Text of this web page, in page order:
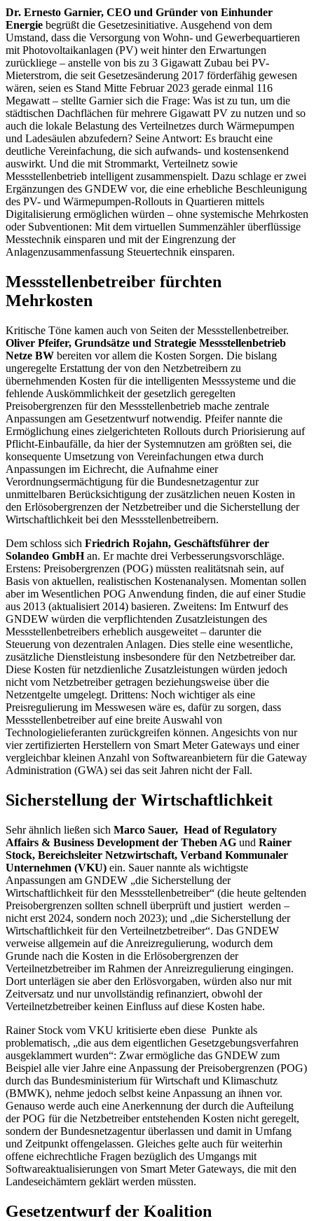
Dr. Ernesto Garnier, CEO und Gründer von Einhunder
Energie begrüßt die Gesetzesinitiative. Ausgehend von dem
Umstand, dass die Versorgung von Wohn- und Gewerbequartieren
mit Photovoltaikanlagen (PV) weit hinter den Erwartungen
zurückliege – anstelle von bis zu 3 Gigawatt Zubau bei PV-
Mieterstrom, die seit Gesetzesänderung 2017 förderfähig gewesen
wären, seien es Stand Mitte Februar 2023 gerade einmal 116
Megawatt – stellte Garnier sich die Frage: Was ist zu tun, um die
städtischen Dachflächen für mehrere Gigawatt PV zu nutzen und so
auch die lokale Belastung des Verteilnetzes durch Wärmepumpen
und Ladesäulen abzufedern? Seine Antwort: Es braucht eine
deutliche Vereinfachung, die sich aufwands- und kostensenkend
auswirkt. Und die mit Strommarkt, Verteilnetz sowie
Messstellenbetrieb intelligent zusammenspielt. Dazu schlage er zwei
Ergänzungen des GNDEW vor, die eine erhebliche Beschleunigung
des PV- und Wärmepumpen-Rollouts in Quartieren mittels
Digitalisierung ermöglichen würden – ohne systemische Mehrkosten
oder Subventionen: Mit dem virtuellen Summenzähler überflüssige
Messtechnik einsparen und mit der Eingrenzung der
Anlagenzusammenfassung Steuertechnik einsparen.
Messstellenbetreiber fürchten
Mehrkosten
Kritische Töne kamen auch von Seiten der Messstellenbetreiber.
Oliver Pfeifer, Grundsätze und Strategie Messstellenbetrieb
Netze BW bereiten vor allem die Kosten Sorgen. Die bislang
ungeregelte Erstattung der von den Netzbetreibern zu
übernehmenden Kosten für die intelligenten Messsysteme und die
fehlende Auskömmlichkeit der gesetzlich geregelten
Preisobergrenzen für den Messstellenbetrieb mache zentrale
Anpassungen am Gesetzentwurf notwendig. Pfeifer nannte die
Ermöglichung eines zielgerichteten Rollouts durch Priorisierung auf
Pflicht-Einbaufälle, da hier der Systemnutzen am größten sei, die
konsequente Umsetzung von Vereinfachungen etwa durch
Anpassungen im Eichrecht, die Aufnahme einer
Verordnungsermächtigung für die Bundesnetzagentur zur
unmittelbaren Berücksichtigung der zusätzlichen neuen Kosten in
den Erlösobergrenzen der Netzbetreiber und die Sicherstellung der
Wirtschaftlichkeit bei den Messstellenbetreibern.
Dem schloss sich Friedrich Rojahn, Geschäftsführer der
Solandeo GmbHan. Er machte drei Verbesserungsvorschläge.
Erstens: Preisobergrenzen (POG) müssten realitätsnah sein, auf
Basis von aktuellen, realistischen Kostenanalysen. Momentan sollen
aber im Wesentlichen POG Anwendung finden, die auf einer Studie
aus 2013 (aktualisiert 2014) basieren. Zweitens: Im Entwurf des
GNDEW würden die verpflichtenden Zusatzleistungen des
Messstellenbetreibers erheblich ausgeweitet – darunter die
Steuerung von dezentralen Anlagen. Dies stelle eine wesentliche,
zusätzliche Dienstleistung insbesondere für den Netzbetreiber dar.
Diese Kosten für netzdienliche Zusatzleistungen würden jedoch
nicht vom Netzbetreiber getragen beziehungsweise über die
Netzentgelte umgelegt. Drittens: Noch wichtiger als eine
Preisregulierung im Messwesen wäre es, dafür zu sorgen, dass
Messstellenbetreiber auf eine breite Auswahl von
Technologielieferanten zurückgreifen können. Angesichts von nur
vier zertifizierten Herstellern von Smart Meter Gateways und einer
vergleichbar kleinen Anzahl von Softwareanbietern für die Gateway
Administration (GWA) sei das seit Jahren nicht der Fall.
Sicherstellung der Wirtschaftlichkeit
Sehr ähnlich ließen sich Marco Sauer, Head of Regulatory
Affairs & Business Development der Theben AG und Rainer
Stock, Bereichsleiter Netzwirtschaft, Verband Kommunaler
Unternehmen (VKU) ein. Sauer nannte als wichtigste
Anpassungen am GNDEW „die Sicherstellung der
Wirtschaftlichkeit für den Messstellenbetreiber“ (die heute geltenden
Preisobergrenzen sollten schnell überprüft und justiert werden –
nicht erst 2024, sondern noch 2023); und „die Sicherstellung der
Wirtschaftlichkeit für den Verteilnetzbetreiber“. Das GNDEW
verweise allgemein auf die Anreizregulierung, wodurch dem
Grunde nach die Kosten in die Erlösobergrenzen der
Verteilnetzbetreiber im Rahmen der Anreizregulierung eingingen.
Dort unterlägen sie aber den Erlösvorgaben, würden also nur mit
Zeitversatz und nur unvollständig refinanziert, obwohl der
Verteilnetzbetreiber keinen Einfluss auf diese Kosten habe.
Rainer Stock vom VKU kritisierte eben diese Punkte als
problematisch, „die aus dem eigentlichen Gesetzgebungsverfahren
ausgeklammert wurden“: Zwar ermögliche das GNDEW zum
Beispiel alle vier Jahre eine Anpassung der Preisobergrenzen (POG)
durch das Bundesministerium für Wirtschaft und Klimaschutz
(BMWK), nehme jedoch selbst keine Anpassung an ihnen vor.
Genauso werde auch eine Anerkennung der durch die Aufteilung
der POG für die Netzbetreiber entstehenden Kosten nicht geregelt,
sondern der Bundesnetzagentur überlassen und damit in Umfang
und Zeitpunkt offengelassen. Gleiches gelte auch für weiterhin
offene eichrechtliche Fragen bezüglich des Umgangs mit
Softwareaktualisierungen von Smart Meter Gateways, die mit den
Landeseichämtern geklärt werden müssten.
Gesetzentwurf der Koalition